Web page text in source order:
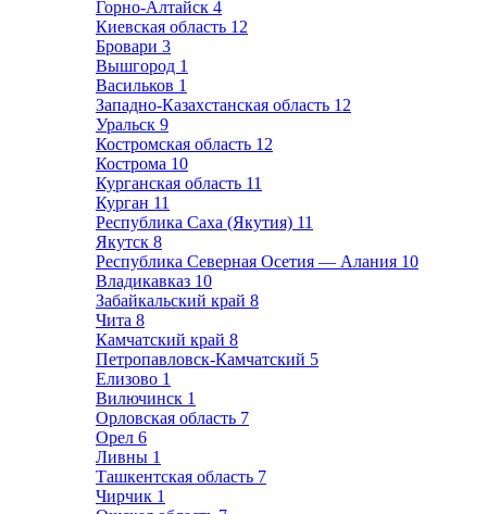
Горно-Алтайск 4
Киевская область 12
Бровари 3
Вышгород 1
Васильков 1
Западно-Казахстанская область 12
Уральск 9
Костромская область 12
Кострома 10
Курганская область 11
Курган 11
Республика Саха (Якутия) 11
Якутск 8
Республика Северная Осетия — Алания 10
Владикавказ 10
Забайкальский край 8
Чита 8
Камчатский край 8
Петропавловск-Камчатский 5
Елизово 1
Вилючинск 1
Орловская область 7
Орел 6
Ливны 1
Ташкентская область 7
Чирчик 1